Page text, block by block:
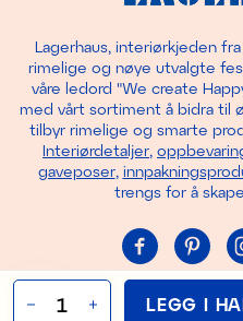
LEGG I
Lagerhaus, interiørkjeden
rimelige og nøye utvalgte
våre ledord "We create
med vårt sortiment å bidra til
tilbyr rimelige og smarte
Interiørdetaljer,
gaveposer,
trengs for å
Cookie